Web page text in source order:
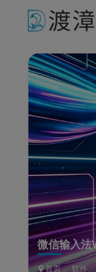
微信输入法
首页 软件